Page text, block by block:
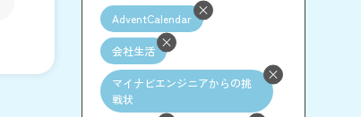
AdventCalendar
会社生活
マイナビエンジニアからの挑
戦状